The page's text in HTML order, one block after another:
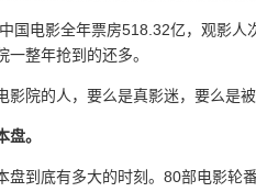
国电影全年票房518.32亿，观影
整年抢到的还多。
影院的人，要么是真影迷，要么是
。
盘到底有多大的时刻。80部电影轮